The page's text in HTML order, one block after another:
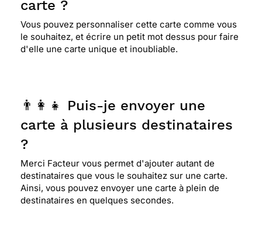
carte ?
Vous pouvez personnaliser cette carte comme vous
le souhaitez, et écrire un petit mot dessus pour faire
d'elle une carte unique et inoubliable.
👨‍👩‍👧 Puis-je envoyer une
carte à plusieurs destinataires
?
Merci Facteur vous permet d'ajouter autant de
destinataires que vous le souhaitez sur une carte.
Ainsi, vous pouvez envoyer une carte à plein de
destinataires en quelques secondes.